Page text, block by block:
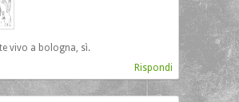
vivo a bologna, sì.
Rispondi